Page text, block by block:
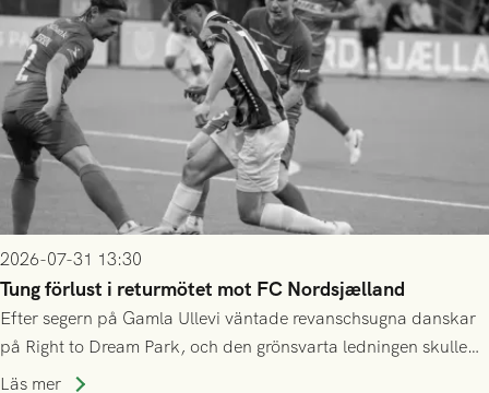
2026-07-31 13:30
Tung förlust i returmötet mot FC Nordsjælland
Efter segern på Gamla Ullevi väntade revanschsugna danskar
på Right to Dream Park, och den grönsvarta ledningen skulle
upphöra efter mindre än kvarten spelad. På lika mark visade
Läs mer